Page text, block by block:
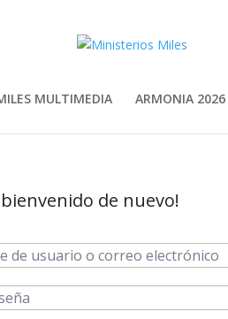
MULTIMEDIA ARMONIA 2026
bienvenido de nuevo!